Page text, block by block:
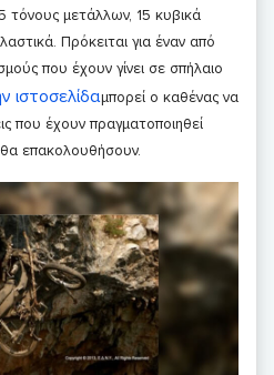
μετάλλων, 15 κυβικά
Πρόκειται για έναν από
που έχουν γίνει σε σπήλαιο
ιστοσελίδαμπορεί ο καθένας να
που έχουν πραγματοποιηθεί
επακολουθήσουν.